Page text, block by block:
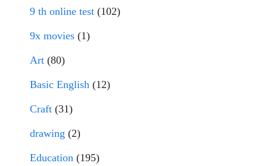
9 th online test (102)
9x movies (1)
Art (80)
Basic English (12)
Craft (31)
drawing (2)
Education (195)